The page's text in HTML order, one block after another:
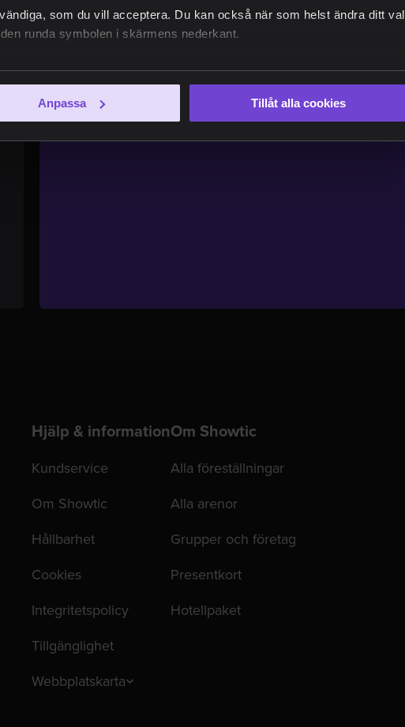
som du vill acceptera. Du kan också när som helst ändra ditt val
runda symbolen i skärmens nederkant.
Anpassa Tillåt alla cookies
Hjälp & information
Kundservice
Om Showtic
Hållbarhet
Cookies
Integritetspolicy
Tillgänglighet
Webbplatskarta
Om Showtic
Alla föreställningar
Alla arenor
Grupper och företag
Presentkort
Hotellpaket